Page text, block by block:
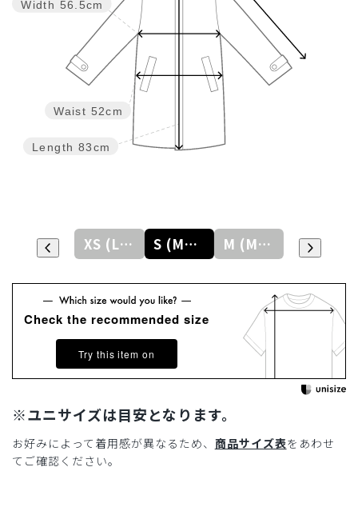
Length 83cm
Waist 52cm
Width 56.5cm
XXS (LADYS) XS (LADYS) S (MENS) M (MENS)
Check the recommended size
Try this item on
※ユニサイズは目安となります。
お好みによって着用感が異なるため、 商品サイズ表をあわせ
てご確認ください。